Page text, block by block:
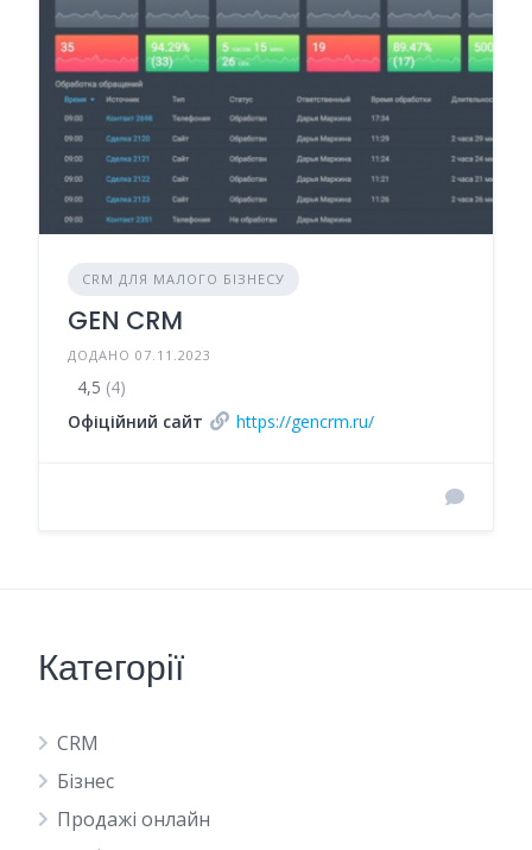
CRM ДЛЯ МАЛОГО БІЗНЕСУ
GEN CRM
ДОДАНО 07.11.2023
4,5 (4)
Офіційний сайт
https://gencrm.ru/
Категорії
CRM
Бізнес
Продажі онлайн